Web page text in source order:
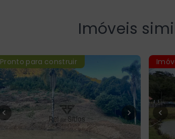
Imóveis
Pronto para construir